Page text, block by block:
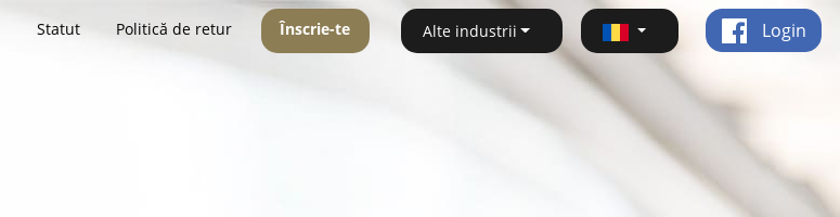
Statut Politică de retur Înscrie-te Alte industrii Login